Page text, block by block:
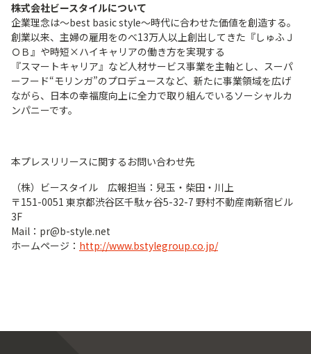
株式会社ビースタイルについて
企業理念は～best basic style～時代に合わせた価値を創造する。
創業以来、主婦の雇用をのべ13万人以上創出してきた『しゅふＪ
ＯＢ』や時短×ハイキャリアの働き方を実現する
『スマートキャリア』など人材サービス事業を主軸とし、スーパ
ーフード“モリンガ”のプロデュースなど、新たに事業領域を広げ
ながら、日本の幸福度向上に全力で取り組んでいるソーシャルカ
ンパニーです。
本プレスリリースに関するお問い合わせ先
（株）ビースタイル 広報担当：兒玉・柴田・川上
〒151-0051 東京都渋谷区千駄ヶ谷5-32-7 野村不動産南新宿ビル
3F
Mail：pr@b-style.net
ホームページ： http://www.bstylegroup.co.jp/